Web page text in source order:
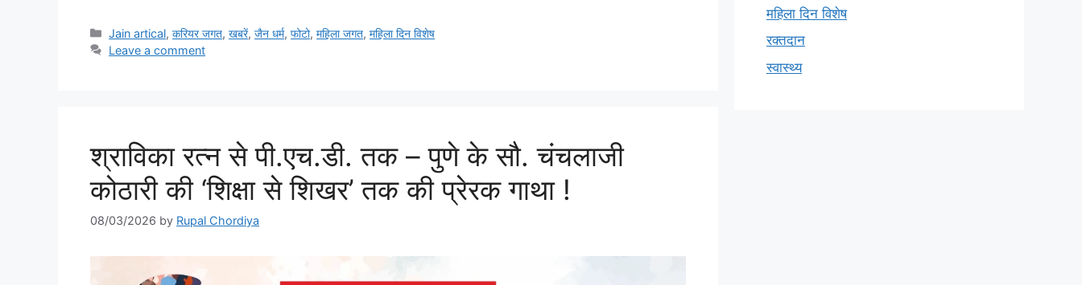
Categories
Jain artical,करियर जगत,खबरें,जैन धर्म,फोटो,महिला जगत,महिला दिन विशेष
Leave a comment
श्राविका रत्न से पी.एच.डी. तक – पुणे के सौ. चंचलाजी
कोठारी की ‘शिक्षा से शिखर’ तक की प्रेरक गाथा !
08/03/2026 by Rupal Chordiya
महिला दिन विशेष
रक्तदान
स्वास्थ्य